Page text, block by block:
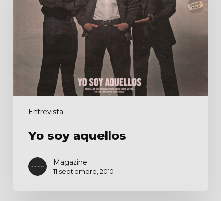
Entrevista
Yo soy aquellos
Magazine
11 septiembre, 2010